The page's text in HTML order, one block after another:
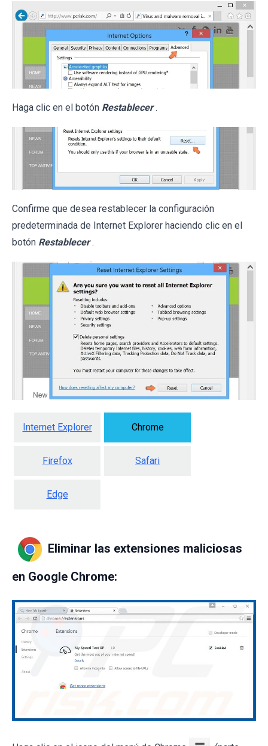
Haga clic en el botón Restablecer .
Confirme que desea restablecer la configuración
predeterminada de Internet Explorer haciendo clic en el
botón Restablecer .
Internet Explorer Chrome
Firefox Safari
Edge
Eliminar las extensiones maliciosas
en Google Chrome: